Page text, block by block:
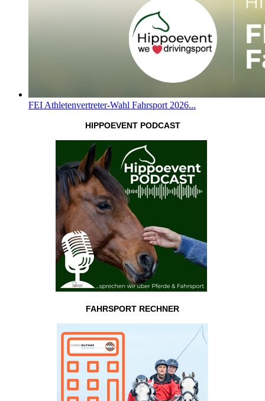
FEI Athletenvertreter-Wahl Fahrsport 2026...
HIPPOEVENT PODCAST
FAHRSPORT RECHNER